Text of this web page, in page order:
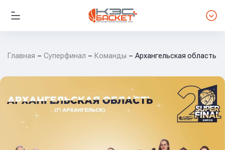
Главная Суперфинал Команды Архангельская область